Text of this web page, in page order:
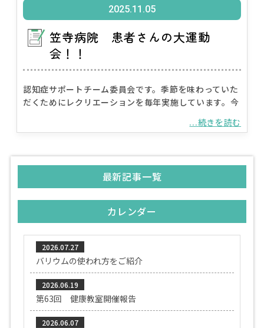
2025.11.05
笠寺病院 患者さんの大運動
会！！
認知症サポートチーム委員会です。季節を味わっていた
だくためにレクリエーションを毎年実施しています。今
...続きを読む
最新記事一覧
カレンダー
2026.07.27
バリウムの使われ方をご紹介
2026.06.19
第63回 健康教室開催報告
2026.06.07